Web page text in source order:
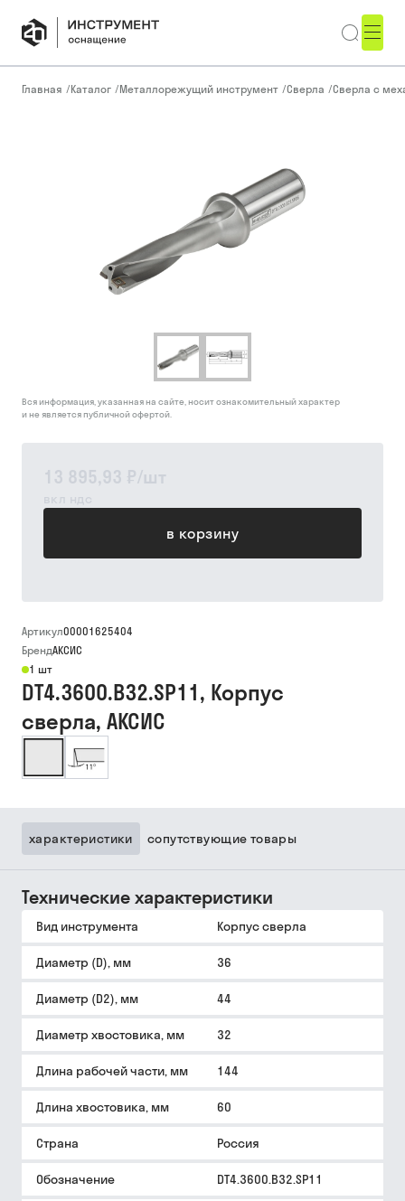
Главная /Каталог /Металлорежущий инструмент /Сверла /Сверла с
13 895,93 ₽/шт
вкл ндс
в корзину
Вся информация, указанная на сайте, носит ознакомительный характер
и не является публичной офертой.
Артикул00001625404
БрендАКСИС
1 шт
DT4.3600.B32.SP11, Корпус
сверла, АКСИС
характеристики сопутствующие товары
Технические характеристики
Вид инструмента Корпус сверла
Диаметр (D), мм 36
Диаметр (D2), мм 44
Диаметр хвостовика, мм 32
Длина рабочей части, мм 144
Длина хвостовика, мм 60
Страна Россия
Обозначение DT4.3600.B32.SP11